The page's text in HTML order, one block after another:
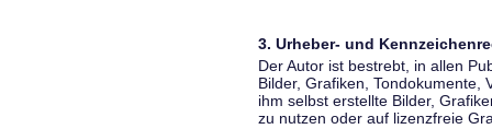
3. Urheber- und
Der Autor ist bestrebt, in allen
Bilder, Grafiken, Tondokumente,
ihm selbst erstellte Bilder,
zu nutzen oder auf lizenzfreie